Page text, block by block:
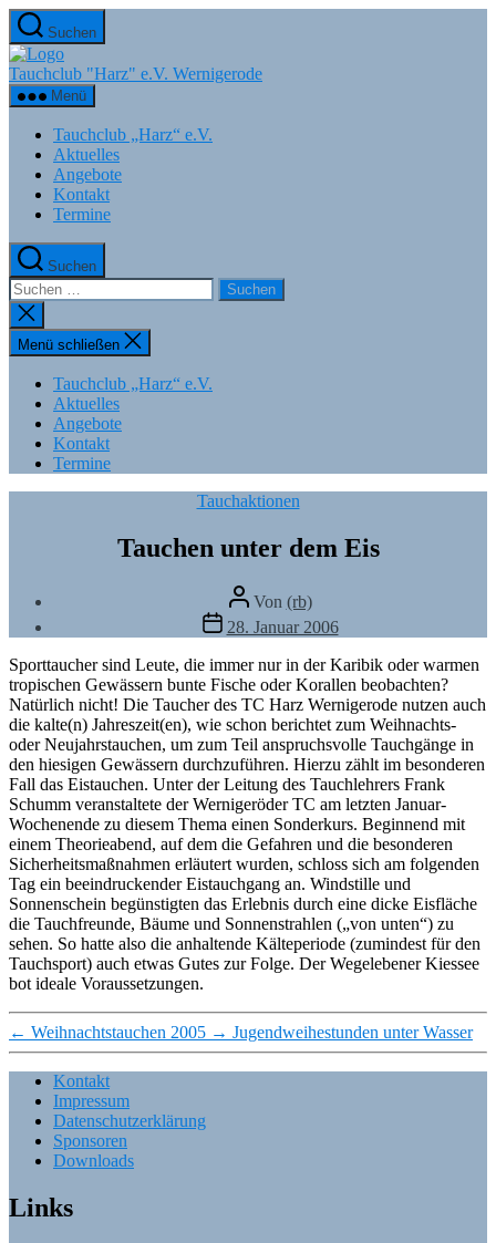
Zum
Inhalt
springen
Suchen
Tauchclub "Harz" e.V. Wernigerode
Menü
Tauchclub „Harz“ e.V.
Aktuelles
Angebote
Kontakt
Termine
Suchen
Suchen
nach:
Suche
schließen
Menü schließen
Tauchclub „Harz“ e.V.
Aktuelles
Angebote
Kontakt
Termine
Kategorien
Tauchaktionen
Tauchen unter dem Eis
Beitragsautor
Von (rb)
Veröffentlichungsdatum
28. Januar 2006
Sporttaucher sind Leute, die immer nur in der Karibik oder warmen
tropischen Gewässern bunte Fische oder Korallen beobachten?
Natürlich nicht! Die Taucher des TC Harz Wernigerode nutzen auch
die kalte(n) Jahreszeit(en), wie schon berichtet zum Weihnachts-
oder Neujahrstauchen, um zum Teil anspruchsvolle Tauchgänge in
den hiesigen Gewässern durchzuführen. Hierzu zählt im besonderen
Fall das Eistauchen. Unter der Leitung des Tauchlehrers Frank
Schumm veranstaltete der Wernigeröder TC am letzten Januar-
Wochenende zu diesem Thema einen Sonderkurs. Beginnend mit
einem Theorieabend, auf dem die Gefahren und die besonderen
Sicherheitsmaßnahmen erläutert wurden, schloss sich am folgenden
Tag ein beeindruckender Eistauchgang an. Windstille und
Sonnenschein begünstigten das Erlebnis durch eine dicke Eisfläche
die Tauchfreunde, Bäume und Sonnenstrahlen („von unten“) zu
sehen. So hatte also die anhaltende Kälteperiode (zumindest für den
Tauchsport) auch etwas Gutes zur Folge. Der Wegelebener Kiessee
bot ideale Voraussetzungen.
← Weihnachtstauchen 2005 → Jugendweihestunden unter Wasser
Kontakt
Impressum
Datenschutzerklärung
Sponsoren
Downloads
Links